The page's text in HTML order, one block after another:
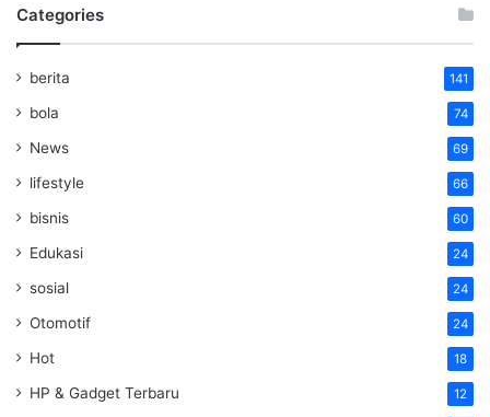
Categories
berita 141
bola 74
News 69
lifestyle 66
bisnis 60
Edukasi 24
sosial 24
Otomotif 24
Hot 18
HP & Gadget Terbaru 12